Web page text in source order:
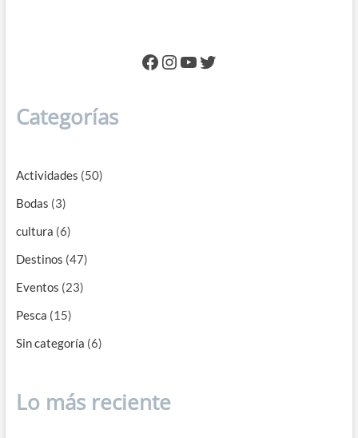
Facebook
Instagram
YouTube
Twitter
Categorías
Actividades (50)
Bodas (3)
cultura (6)
Destinos (47)
Eventos (23)
Pesca (15)
Sin categoría (6)
Lo más reciente